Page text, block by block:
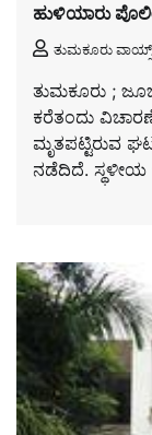
ಹುಳಿಯಾರು
ತುಮಕೂರು
ತುಮಕೂರು ;
ಕರೆತಂದು
ಮೃತಪಟ್ಟಿರುವ
ನಡೆದಿದೆ.